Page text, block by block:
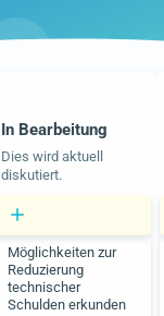
In Bearbeitung
Dies wird aktuell
diskutiert.
Möglichkeiten zur
Reduzierung
technischer
Schulden erkunden